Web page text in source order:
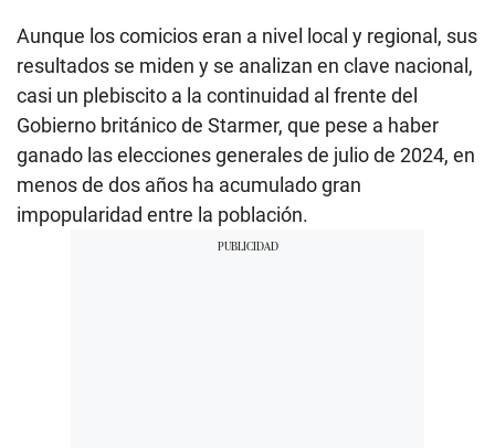
Aunque los comicios eran a nivel local y regional, sus
resultados se miden y se analizan en clave nacional,
casi un plebiscito a la continuidad al frente del
Gobierno británico de Starmer, que pese a haber
ganado las elecciones generales de julio de 2024, en
menos de dos años ha acumulado gran
impopularidad entre la población.